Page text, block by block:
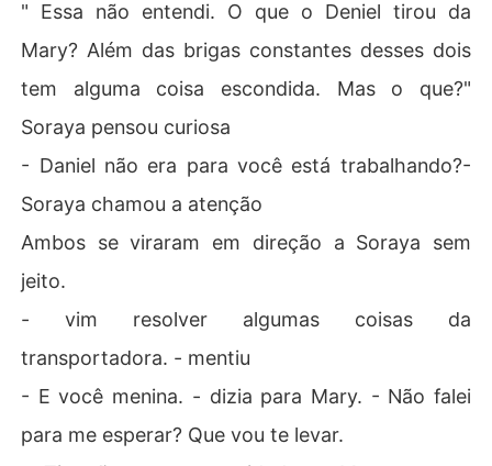
" Essa não entendi. O que o Deniel tirou da
Mary? Além das brigas constantes desses dois
tem alguma coisa escondida. Mas o que?"
Soraya pensou curiosa
- Daniel não era para você está trabalhando?-
Soraya chamou a atenção
Ambos se viraram em direção a Soraya sem
jeito.
- vim resolver algumas coisas da
transportadora. - mentiu
- E você menina. - dizia para Mary. - Não falei
para me esperar? Que vou te levar.